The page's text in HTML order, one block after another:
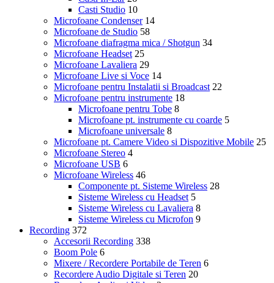
Casti Studio 10
Microfoane Condenser 14
Microfoane de Studio 58
Microfoane diafragma mica / Shotgun 34
Microfoane Headset 25
Microfoane Lavaliera 29
Microfoane Live si Voce 14
Microfoane pentru Instalatii si Broadcast 22
Microfoane pentru instrumente 18
Microfoane pentru Tobe 8
Microfoane pt. instrumente cu coarde 5
Microfoane universale 8
Microfoane pt. Camere Video si Dispozitive Mobile 25
Microfoane Stereo 4
Microfoane USB 6
Microfoane Wireless 46
Componente pt. Sisteme Wireless 28
Sisteme Wireless cu Headset 5
Sisteme Wireless cu Lavaliera 8
Sisteme Wireless cu Microfon 9
Recording 372
Accesorii Recording 338
Boom Pole 6
Mixere / Recordere Portabile de Teren 6
Recordere Audio Digitale si Teren 20